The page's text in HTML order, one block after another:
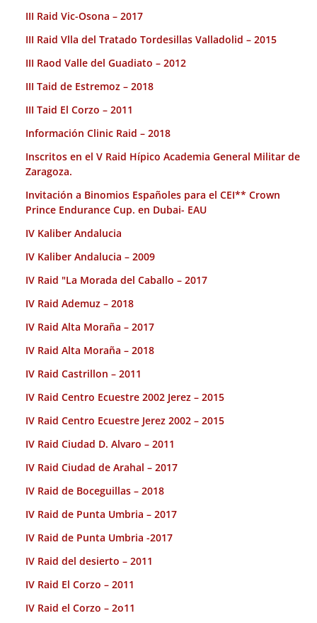
III Raid Vic-Osona – 2017
III Raid Vlla del Tratado Tordesillas Valladolid – 2015
III Raod Valle del Guadiato – 2012
III Taid de Estremoz – 2018
III Taid El Corzo – 2011
Información Clinic Raid – 2018
Inscritos en el V Raid Hípico Academia General Militar de
Zaragoza.
Invitación a Binomios Españoles para el CEI** Crown
Prince Endurance Cup. en Dubai- EAU
IV Kaliber Andalucia
IV Kaliber Andalucia – 2009
IV Raid "La Morada del Caballo – 2017
IV Raid Ademuz – 2018
IV Raid Alta Moraña – 2017
IV Raid Alta Moraña – 2018
IV Raid Castrillon – 2011
IV Raid Centro Ecuestre 2002 Jerez – 2015
IV Raid Centro Ecuestre Jerez 2002 – 2015
IV Raid Ciudad D. Alvaro – 2011
IV Raid Ciudad de Arahal – 2017
IV Raid de Boceguillas – 2018
IV Raid de Punta Umbria – 2017
IV Raid de Punta Umbria -2017
IV Raid del desierto – 2011
IV Raid El Corzo – 2011
IV Raid el Corzo – 2o11